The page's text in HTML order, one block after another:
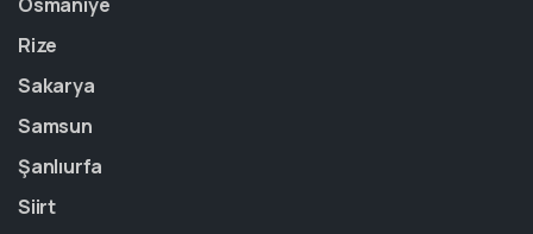
Rize
Sakarya
Samsun
Şanlıurfa
Siirt